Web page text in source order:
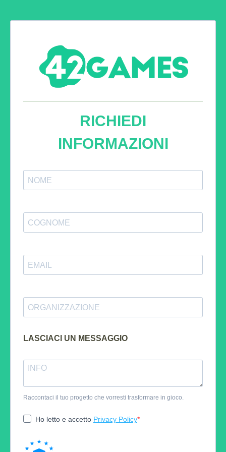
RICHIEDI
INFORMAZIONI
LASCIACI UN MESSAGGIO
Raccontaci il tuo progetto che vorresti trasformare in gioco.
Ho letto e accetto Privacy Policy